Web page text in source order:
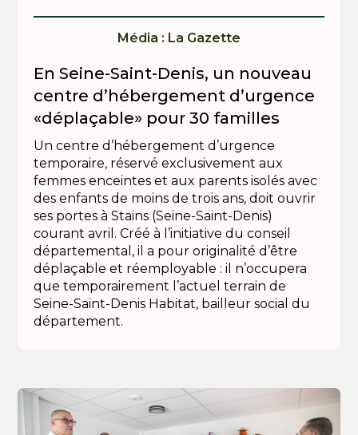
Média : La Gazette
En Seine-Saint-Denis, un nouveau
centre d’hébergement d’urgence
«déplaçable» pour 30 familles
Un centre d’hébergement d’urgence
temporaire, réservé exclusivement aux
femmes enceintes et aux parents isolés avec
des enfants de moins de trois ans, doit ouvrir
ses portes à Stains (Seine-Saint-Denis)
courant avril. Créé à l’initiative du conseil
départemental, il a pour originalité d’être
déplaçable et réemployable : il n’occupera
que temporairement l’actuel terrain de
Seine-Saint-Denis Habitat, bailleur social du
département.